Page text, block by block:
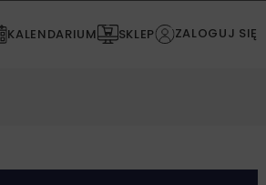
KALENDARIUM SKLEP ZALOGUJ SIĘ